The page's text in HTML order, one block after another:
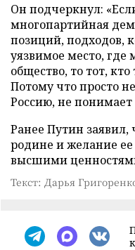
Он подчеркнул:
многопартийная
позиций, подходов,
уязвимое место, где
общество, то тот,
Потому что просто
Россию, не
Ранее Путин заявил,
родине и желание ее
высшими
Текст: Дарья